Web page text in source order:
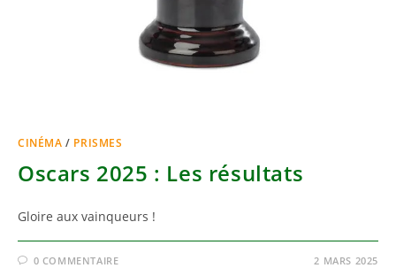
CINÉMA / PRISMES
Oscars 2025 : Les résultats
Gloire aux vainqueurs !
0 COMMENTAIRE 2 MARS 2025